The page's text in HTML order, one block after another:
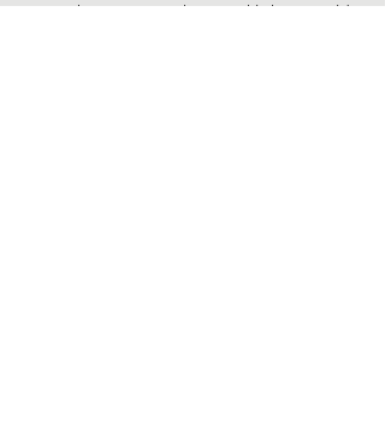
Sie möchten ein Projekt verwirklichen? Melden